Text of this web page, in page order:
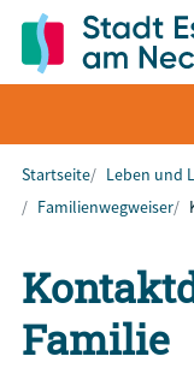
Startseite Leben und
Familienwegweiser
Familie